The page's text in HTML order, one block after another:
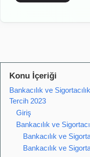
Konu İçeriği
Bankacılık ve
Tercih 2023
Giriş
Bankacılık ve
Bankacılık ve
Bankacılık ve